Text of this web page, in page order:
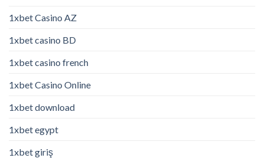
1xbet Casino AZ
1xbet casino BD
1xbet casino french
1xbet Casino Online
1xbet download
1xbet egypt
1xbet giriş